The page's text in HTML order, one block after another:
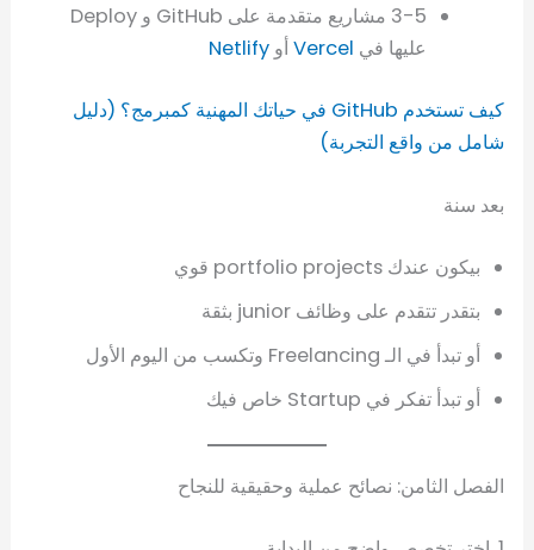
3-5 مشاريع متقدمة على GitHub و Deploy
عليها في Vercelأو Netlify
كيف تستخدم GitHub في حياتك المهنية كمبرمج؟ (دليل
شامل من واقع التجربة)
بعد سنة
بيكون عندك portfolio projects قوي
بتقدر تتقدم على وظائف junior بثقة
أو تبدأ في الـ Freelancing وتكسب من اليوم الأول
أو تبدأ تفكر في Startup خاص فيك
الفصل الثامن: نصائح عملية وحقيقية للنجاح